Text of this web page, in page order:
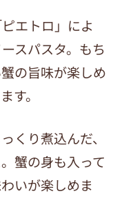
エトロ」によ
スパスタ。もち
の旨味が楽しめ
す。
くり煮込んだ、
蟹の身も入って
いが楽しめま